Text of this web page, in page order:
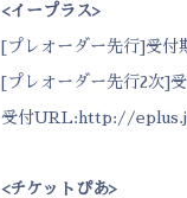
<イープラス>
[プレオーダー先行]受
[プレオーダー先行2次]
受付URL: http://
<チケットぴあ>